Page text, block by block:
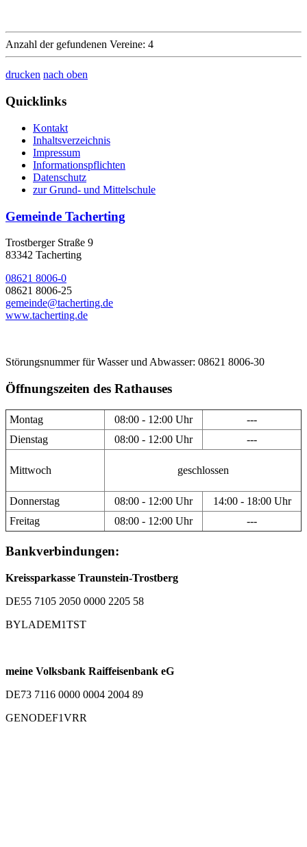
Anzahl der gefundenen Vereine: 4
drucken nach oben
Quicklinks
Kontakt
Inhaltsverzeichnis
Impressum
Informationspflichten
Datenschutz
zur Grund- und Mittelschule
Gemeinde Tacherting
Trostberger Straße 9
83342 Tacherting
08621 8006-0
08621 8006-25
gemeinde@tacherting.de
www.tacherting.de
Störungsnummer für Wasser und Abwasser: 08621 8006-30
Öffnungszeiten des Rathauses
Montag 08:00 - 12:00 Uhr
---
Dienstag
08:00 - 12:00 Uhr ---
Mittwoch geschlossen
Donnerstag 08:00 - 12:00 Uhr
14:00 - 18:00 Uhr
Freitag
08:00 - 12:00 Uhr ---
Bankverbindungen:
Kreissparkasse Traunstein-Trostberg
DE55 7105 2050 0000 2205 58
BYLADEM1TST
meine Volksbank Raiffeisenbank eG
DE73 7116 0000 0004 2004 89
GENODEF1VRR